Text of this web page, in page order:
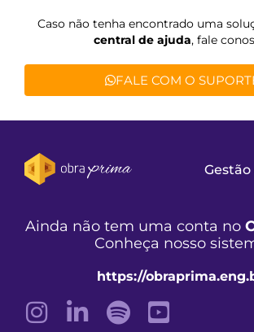
Caso não tenha encontrado uma
central de ajuda, fale
FALE COM O
Ainda não tem uma conta no
Conheça nosso
https://